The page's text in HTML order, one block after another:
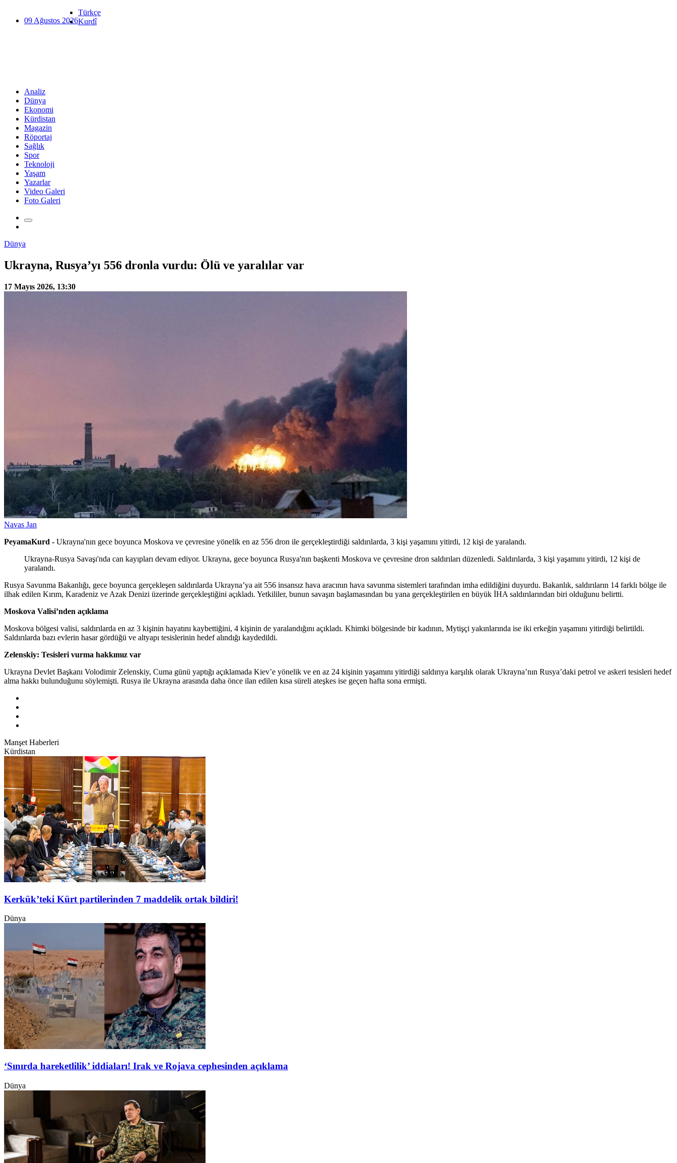
09 Ağustos 2026
Türkçe
Kurdî
Analiz
Dünya
Ekonomi
Kürdistan
Magazin
Röportaj
Sağlık
Spor
Teknoloji
Yaşam
Yazarlar
Video Galeri
Foto Galeri
Dünya
Ukrayna, Rusya’yı 556 dronla vurdu: Ölü ve yaralılar var
17 Mayıs 2026, 13:30
Navas Jan
PeyamaKurd - Ukrayna'nın gece boyunca Moskova ve çevresine yönelik en az 556 dron ile gerçekleştirdiği saldırılarda, 3 kişi yaşamını yitirdi, 12 kişi de yaralandı.
Ukrayna-Rusya Savaşı'nda can kayıpları devam ediyor. Ukrayna, gece boyunca Rusya'nın başkenti Moskova ve çevresine dron saldırıları düzenledi. Saldırılarda, 3 kişi yaşamını yitirdi, 12 kişi de
yaralandı.
Rusya Savunma Bakanlığı, gece boyunca gerçekleşen saldırılarda Ukrayna’ya ait 556 insansız hava aracının hava savunma sistemleri tarafından imha edildiğini duyurdu. Bakanlık, saldırıların 14 farklı bölge ile
ilhak edilen Kırım, Karadeniz ve Azak Denizi üzerinde gerçekleştiğini açıkladı. Yetkililer, bunun savaşın başlamasından bu yana gerçekleştirilen en büyük İHA saldırılarından biri olduğunu belirtti.
Moskova Valisi’nden açıklama
Moskova bölgesi valisi, saldırılarda en az 3 kişinin hayatını kaybettiğini, 4 kişinin de yaralandığını açıkladı. Khimki bölgesinde bir kadının, Mytişçi yakınlarında ise iki erkeğin yaşamını yitirdiği belirtildi.
Saldırılarda bazı evlerin hasar gördüğü ve altyapı tesislerinin hedef alındığı kaydedildi.
Zelenskiy: Tesisleri vurma hakkımız var
Ukrayna Devlet Başkanı Volodimir Zelenskiy, Cuma günü yaptığı açıklamada Kiev’e yönelik ve en az 24 kişinin yaşamını yitirdiği saldırıya karşılık olarak Ukrayna’nın Rusya’daki petrol ve askeri tesisleri hedef
alma hakkı bulunduğunu söylemişti. Rusya ile Ukrayna arasında daha önce ilan edilen kısa süreli ateşkes ise geçen hafta sona ermişti.
Manşet Haberleri
Kürdistan
Kerkük’teki Kürt partilerinden 7 maddelik ortak bildiri!
Dünya
‘Sınırda hareketlilik’ iddiaları! Irak ve Rojava cephesinden açıklama
Dünya